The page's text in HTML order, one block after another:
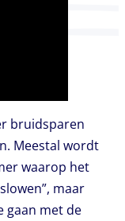
bruidsparen
Meestal wordt
waarop het
maar
gaan met de